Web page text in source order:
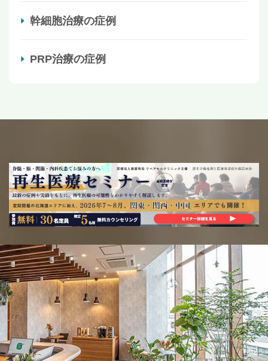
幹細胞治療の症例
PRP治療の症例